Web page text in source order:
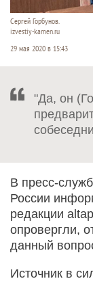
Сергей Горбунов.
izvestiy-kamen.ru
29 мая 2020 в 15:43
"Да, он
В пресс-
России
редакции
опровергли,
данный
Источник в